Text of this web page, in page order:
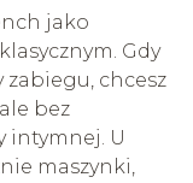
jako
Gdy
zabiegu, chcesz
bez
intymnej. U
maszynki,